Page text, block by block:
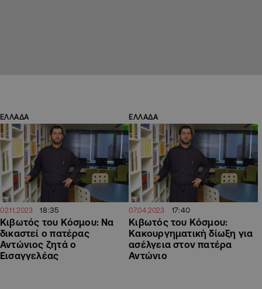
ΕΛΛΑΔΑ
02.11.2023 18:35
Κιβωτός του Κόσμου: Να
δικαστεί ο πατέρας
Αντώνιος ζητά ο
Εισαγγελέας
ΕΛΛΑΔΑ
07.04.2023 17:40
Κιβωτός του Κόσμου:
Κακουργηματική δίωξη για
ασέλγεια στον πατέρα
Αντώνιο